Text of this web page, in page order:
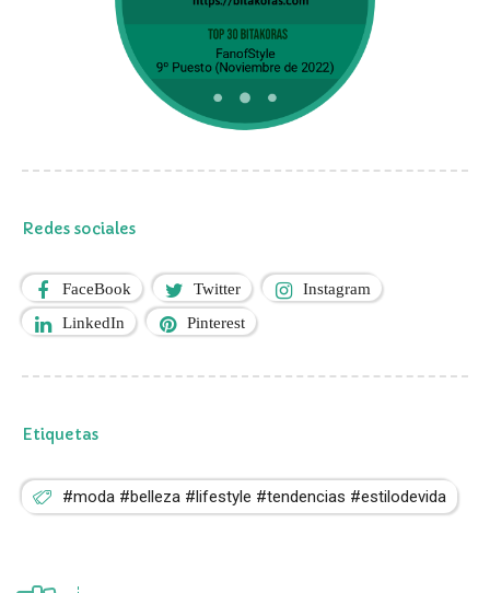
Redes sociales
FaceBook Twitter Instagram
LinkedIn Pinterest
Etiquetas
#moda #belleza #lifestyle #tendencias #estilodevida